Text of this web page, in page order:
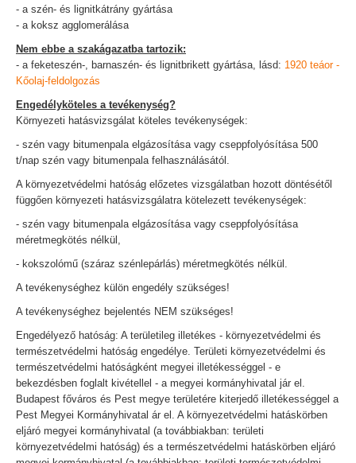
- a szén- és lignitkátrány gyártása
- a koksz agglomerálása
Nem ebbe a szakágazatba tartozik:
- a feketeszén-, barnaszén- és lignitbrikett gyártása, lásd: 1920 teáor -
Kőolaj-feldolgozás
Engedélyköteles a tevékenység?
Környezeti hatásvizsgálat köteles tevékenységek:
- szén vagy bitumenpala elgázosítása vagy cseppfolyósítása 500
t/nap szén vagy bitumenpala felhasználásától.
A környezetvédelmi hatóság előzetes vizsgálatban hozott döntésétől
függően környezeti hatásvizsgálatra kötelezett tevékenységek:
- szén vagy bitumenpala elgázosítása vagy cseppfolyósítása
méretmegkötés nélkül,
- kokszolómű (száraz szénlepárlás) méretmegkötés nélkül.
A tevékenységhez külön engedély szükséges!
A tevékenységhez bejelentés NEM szükséges!
Engedélyező hatóság: A területileg illetékes - környezetvédelmi és
természetvédelmi hatóság engedélye. Területi környezetvédelmi és
természetvédelmi hatóságként megyei illetékességgel - e
bekezdésben foglalt kivétellel - a megyei kormányhivatal jár el.
Budapest főváros és Pest megye területére kiterjedő illetékességgel a
Pest Megyei Kormányhivatal ár el. A környezetvédelmi hatáskörben
eljáró megyei kormányhivatal (a továbbiakban: területi
környezetvédelmi hatóság) és a természetvédelmi hatáskörben eljáró